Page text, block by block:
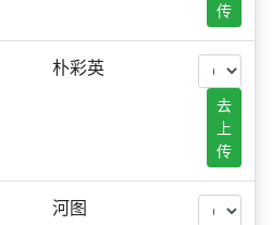
传
朴彩英
去
上
传
河图